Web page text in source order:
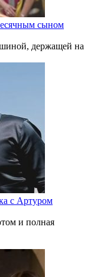
сыном
держащей на
с Артуром
и полная